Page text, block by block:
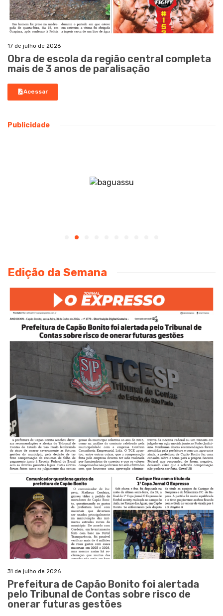
17 de julho de 2026
Obra de escola da região central completa
mais de 3 anos de paralisação
Acessar
Publicidade
Edição da Semana
31 de julho de 2026
Prefeitura de Capão Bonito foi alertada
pelo Tribunal de Contas sobre risco de
onerar futuras gestões